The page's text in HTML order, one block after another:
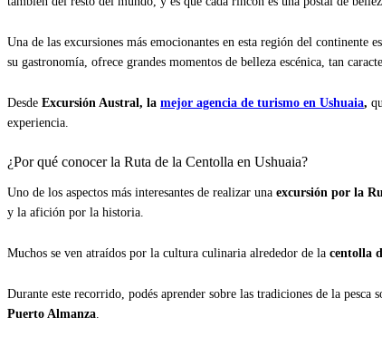
Una de las excursiones más emocionantes en esta región del continente
su gastronomía, ofrece grandes momentos de belleza escénica, tan
Desde Excursión Austral, la mejor agencia de turismo en Ushuaia,
experiencia.
¿Por qué conocer la Ruta de la Centolla en Ushuaia?
Uno de los aspectos más interesantes de realizar una excursión por la
y la afición por la historia.
Muchos se ven atraídos por la cultura culinaria alrededor de la centolla
Durante este recorrido, podés aprender sobre las tradiciones de la
Puerto Almanza